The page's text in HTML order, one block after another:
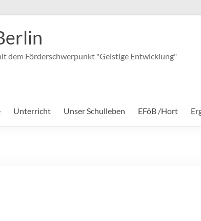
dem Förderschwerpunkt "Geistige Entwicklung"
Unterricht Unser Schulleben EFöB /Hort